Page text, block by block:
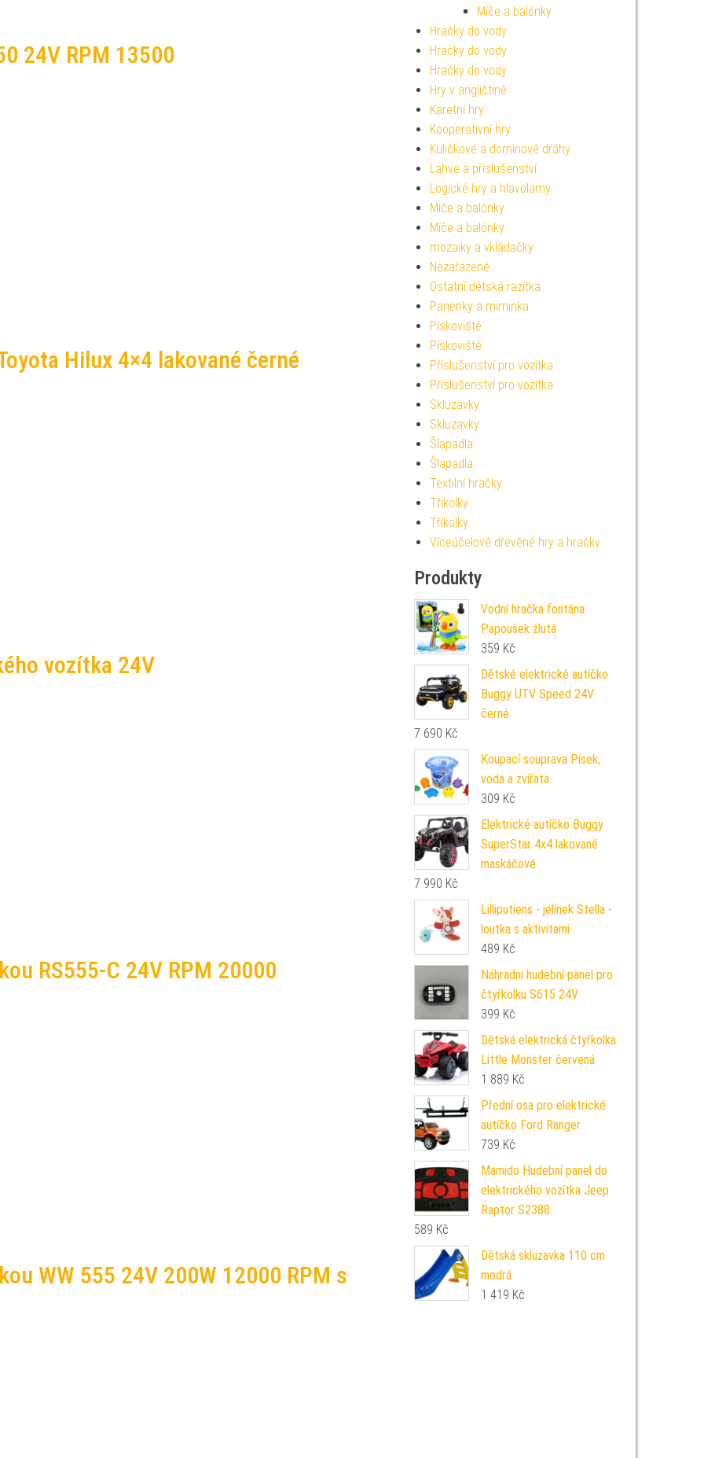
24V RPM 13500
Hilux 4×4 lakované černé
vozítka 24V
RS555-C 24V RPM 20000
WW 555 24V 200W 12000 RPM s
Míče a balónky
Hračky do vody
Hračky do vody
Hračky do vody
Hry v angličtině
Karetní hry
Kooperativní hry
Kuličkové a dominové dráhy
Lahve a příslušenství
Logické hry a hlavolamy
Míče a balónky
Míče a balónky
mozaiky a vkládačky
Nezařazené
Ostatní dětská razítka
Panenky a miminka
Pískoviště
Pískoviště
Příslušenství pro vozítka
Příslušenství pro vozítka
Skluzavky
Skluzavky
Šlapadla
Šlapadla
Textilní hračky
Tříkolky
Tříkolky
Víceúčelové dřevěné hry a hračky
Produkty
Vodní hračka fontána
Papoušek žlutá
359 Kč
Dětské elektrické autíčko
Buggy UTV Speed 24V
černé
7 690 Kč
Koupací souprava Písek,
voda a zvířata
309 Kč
Elektrické autíčko Buggy
SuperStar 4x4 lakované
maskáčové
7 990 Kč
Lilliputiens - jelínek Stella -
loutka s aktivitami
489 Kč
Náhradní hudební panel pro
čtyřkolku S615 24V
399 Kč
Dětská elektrická čtyřkolka
Little Monster červená
1 889 Kč
Přední osa pro elektrické
autíčko Ford Ranger
739 Kč
Mamido Hudební panel do
elektrického vozítka Jeep
Raptor S2388
589 Kč
Dětská skluzavka 110 cm
modrá
1 419 Kč